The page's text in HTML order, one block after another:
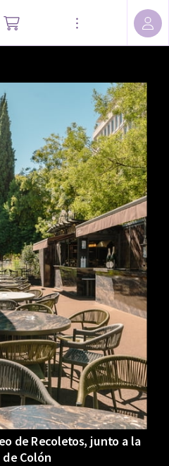
de Recoletos, junto a la
de Colón